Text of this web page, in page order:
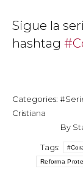
Sigue la
hashtag
Categories:
Cristiana
By
Tags:
Reforma